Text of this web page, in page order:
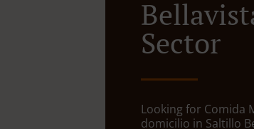
Sector
Looking for Comida
domicilio in Saltillo